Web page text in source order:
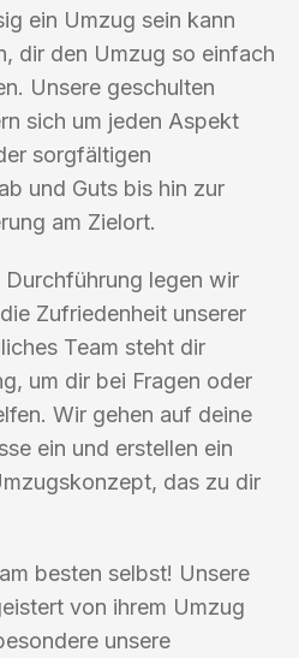
ein Umzug sein kann
dir den Umzug so einfach
Unsere geschulten
sich um jeden Aspekt
sorgfältigen
und Guts bis hin zur
am Zielort.
legen wir
Zufriedenheit unserer
Team steht dir
um dir bei Fragen oder
Wir gehen auf deine
ein und erstellen ein
das zu dir
besten selbst! Unsere
von ihrem Umzug
unsere